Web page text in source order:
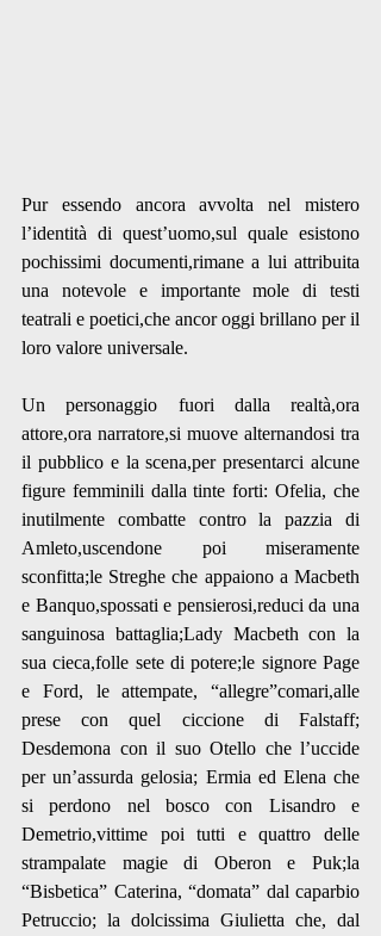
Pur essendo ancora avvolta nel mistero
l’identità di quest’uomo,sul quale esistono
pochissimi documenti,rimane a lui attribuita
una notevole e importante mole di testi
teatrali e poetici,che ancor oggi brillano per il
loro valore universale.
Un personaggio fuori dalla realtà,ora
attore,ora narratore,si muove alternandosi tra
il pubblico e la scena,per presentarci alcune
figure femminili dalla tinte forti: Ofelia, che
inutilmente combatte contro la pazzia di
Amleto,uscendone poi miseramente
sconfitta;le Streghe che appaiono a Macbeth
e Banquo,spossati e pensierosi,reduci da una
sanguinosa battaglia;Lady Macbeth con la
sua cieca,folle sete di potere;le signore Page
e Ford, le attempate, “allegre”comari,alle
prese con quel ciccione di Falstaff;
Desdemona con il suo Otello che l’uccide
per un’assurda gelosia; Ermia ed Elena che
si perdono nel bosco con Lisandro e
Demetrio,vittime poi tutti e quattro delle
strampalate magie di Oberon e Puk;la
“Bisbetica” Caterina, “domata” dal caparbio
Petruccio; la dolcissima Giulietta che, dal